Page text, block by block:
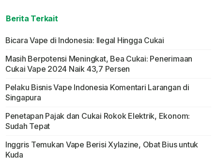
Berita Terkait
Bicara Vape di Indonesia: Ilegal Hingga Cukai
Masih Berpotensi Meningkat, Bea Cukai: Penerimaan
Cukai Vape 2024 Naik 43,7 Persen
Pelaku Bisnis Vape Indonesia Komentari Larangan di
Singapura
Penetapan Pajak dan Cukai Rokok Elektrik, Ekonom:
Sudah Tepat
Inggris Temukan Vape Berisi Xylazine, Obat Bius untuk
Kuda